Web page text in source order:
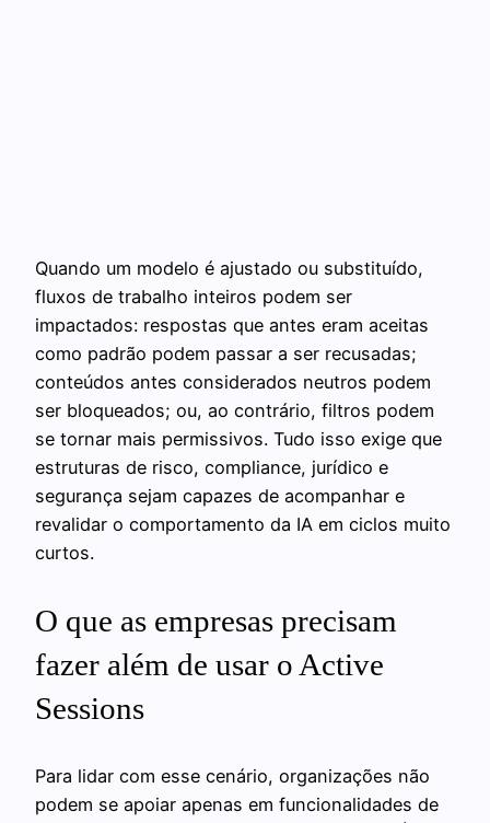
Quando um modelo é ajustado ou substituído,
fluxos de trabalho inteiros podem ser
impactados: respostas que antes eram aceitas
como padrão podem passar a ser recusadas;
conteúdos antes considerados neutros podem
ser bloqueados; ou, ao contrário, filtros podem
se tornar mais permissivos. Tudo isso exige que
estruturas de risco, compliance, jurídico e
segurança sejam capazes de acompanhar e
revalidar o comportamento da IA em ciclos muito
curtos.
O que as empresas precisam
fazer além de usar o Active
Sessions
Para lidar com esse cenário, organizações não
podem se apoiar apenas em funcionalidades de